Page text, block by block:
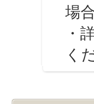
場
・
く